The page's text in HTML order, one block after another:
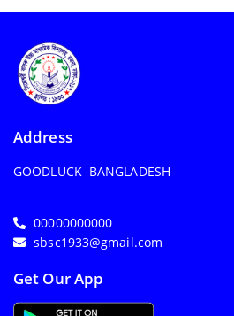
Address
GOODLUCK BANGLADESH
00000000000
sbsc1933@gmail.com
Get Our App